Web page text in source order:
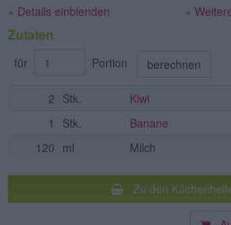
» Details einblenden »
Zutaten
für Portion berechnen
2 Stk.
Kiwi
1
Stk.
Banane
120 ml Milch
Zu den